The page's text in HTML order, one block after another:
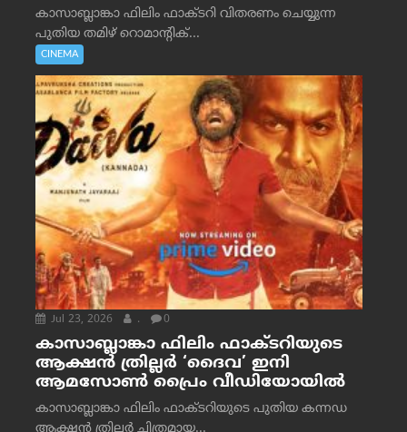
കാസാബ്ലാങ്കാ ഫിലിം ഫാക്ടറി വിതരണം ചെയ്യുന്ന
പുതിയ തമിഴ് റൊമാന്റിക്...
CINEMA
Jul 23, 2026 . 0
കാസാബ്ലാങ്കാ ഫിലിം ഫാക്ടറിയുടെ
ആക്ഷൻ ത്രില്ലർ ‘ദൈവ’ ഇനി
ആമസോൺ പ്രൈം വീഡിയോയിൽ
കാസാബ്ലാങ്കാ ഫിലിം ഫാക്ടറിയുടെ പുതിയ കന്നഡ
ആക്ഷൻ ത്രില്ലർ ചിത്രമായ...